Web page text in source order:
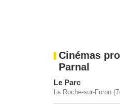
Cinémas
Parnal
Le Parc
La Roche-sur-Foron